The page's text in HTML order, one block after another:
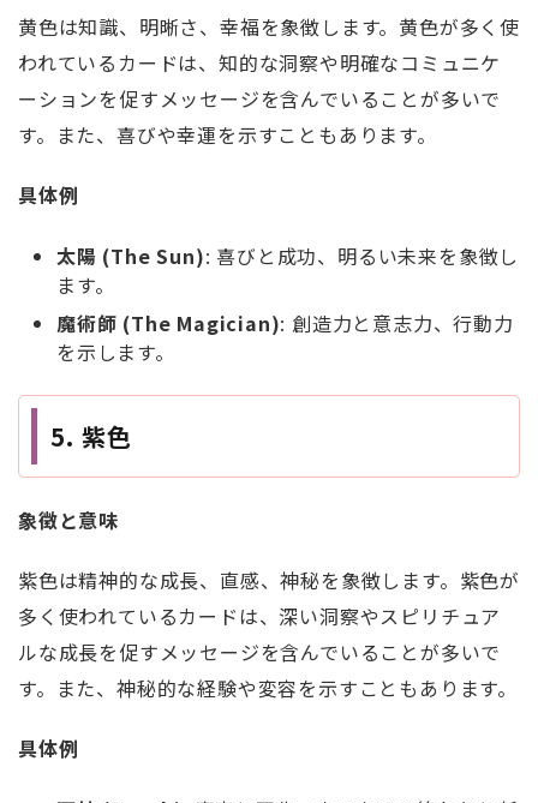
黄色は知識、明晰さ、幸福を象徴します。黄色が多く使
われているカードは、知的な洞察や明確なコミュニケ
ーションを促すメッセージを含んでいることが多いで
す。また、喜びや幸運を示すこともあります。
具体例
太陽 (The Sun): 喜びと成功、明るい未来を象徴し
ます。
魔術師 (The Magician): 創造力と意志力、行動力
を示します。
5. 紫色
象徴と意味
紫色は精神的な成長、直感、神秘を象徴します。紫色が
多く使われているカードは、深い洞察やスピリチュア
ルな成長を促すメッセージを含んでいることが多いで
す。また、神秘的な経験や変容を示すこともあります。
具体例